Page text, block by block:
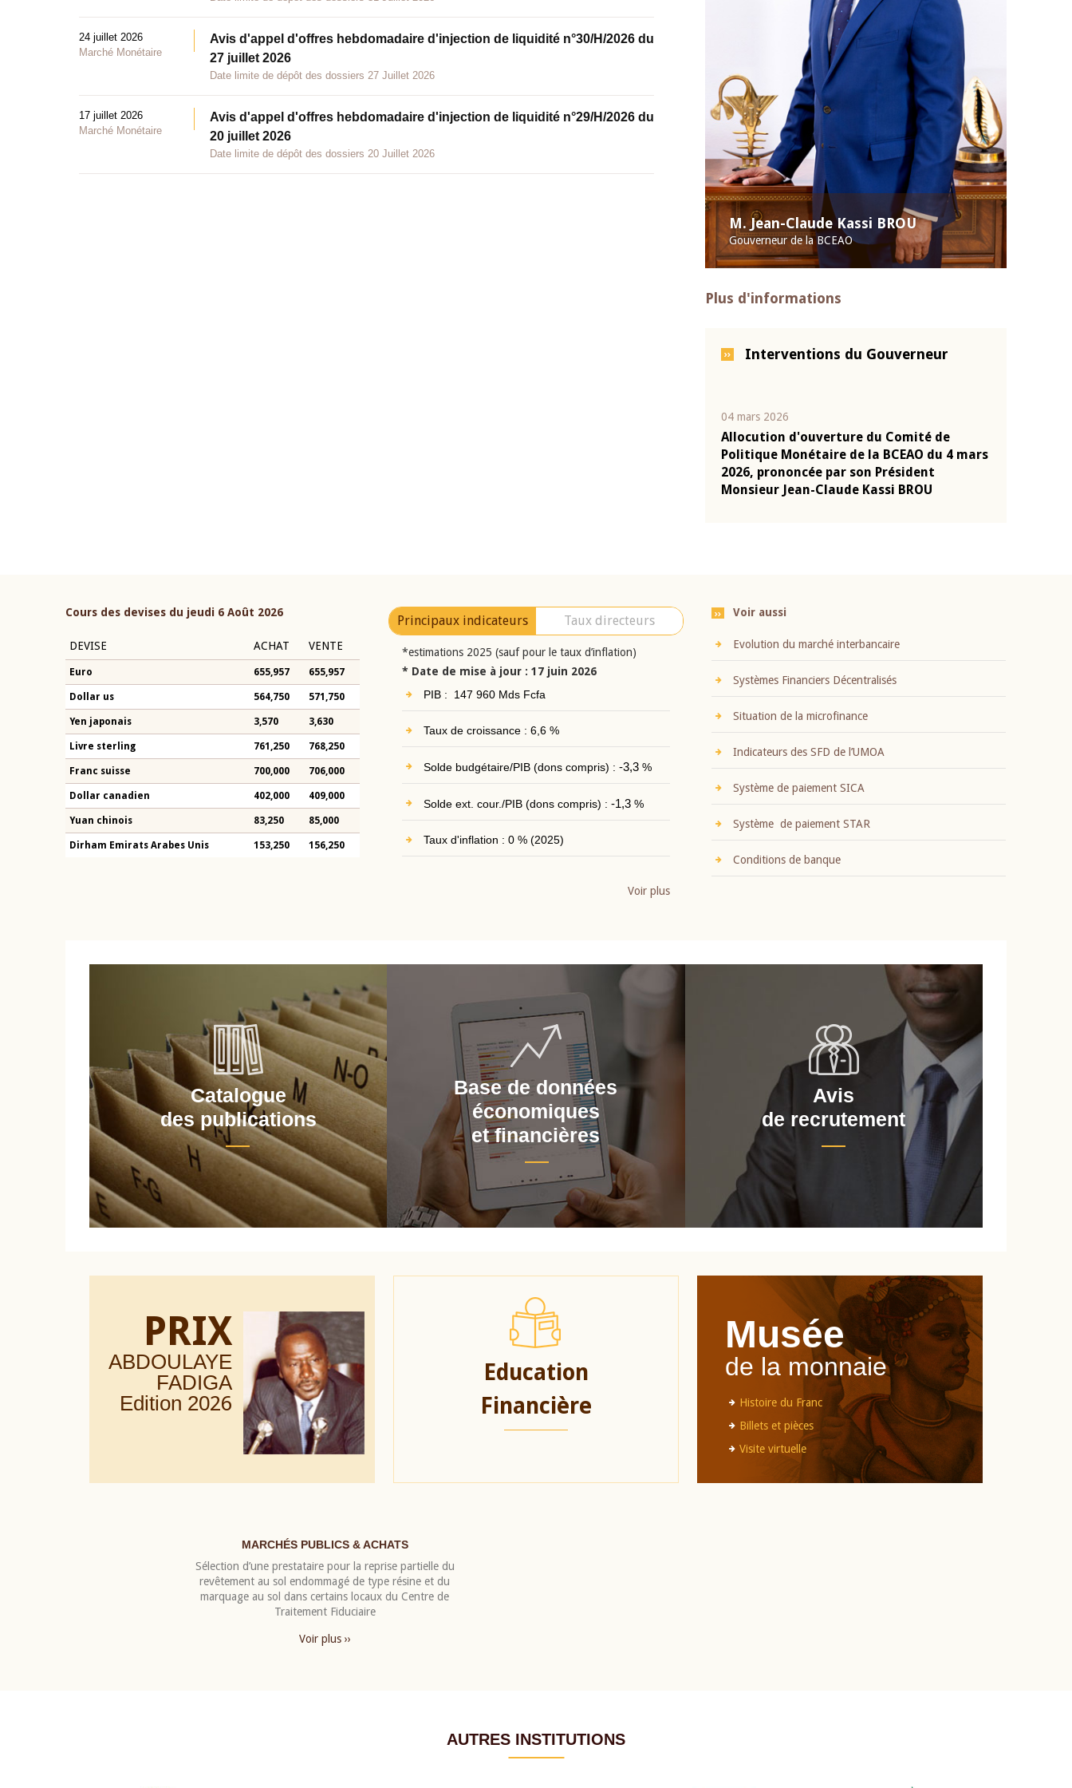
M. Jean-Claude Kassi BROU
Gouverneur de la BCEAO
Plus d'informations
Interventions du Gouverneur
04 mars 2026
Allocution d'ouverture du Comité de
Politique Monétaire de la BCEAO du 4 mars
2026, prononcée par son Président
Monsieur Jean-Claude Kassi BROU
24 juillet 2026
Marché Monétaire
Avis d'appel d'offres hebdomadaire d'injection de liquidité n°30/H/2026 du
27 juillet 2026
Date limite de dépôt des dossiers 27 Juillet 2026
17 juillet 2026
Marché Monétaire
Avis d'appel d'offres hebdomadaire d'injection de liquidité n°29/H/2026 du
20 juillet 2026
Date limite de dépôt des dossiers 20 Juillet 2026
Cours des devises du jeudi 6 Août 2026
DEVISE ACHAT VENTE
Euro 655,957 655,957
Dollar us 564,750 571,750
Yen japonais 3,570 3,630
Livre sterling 761,250 768,250
Franc suisse 700,000 706,000
Dollar canadien 402,000 409,000
Yuan chinois 83,250 85,000
Dirham Emirats Arabes Unis 153,250 156,250
Principaux indicateurs Taux directeurs
*estimations 2025 (sauf pour le taux d’inflation)
* Date de mise à jour : 17 juin 2026
PIB : 147 960 Mds Fcfa
Taux de croissance : 6,6 %
Solde budgétaire/PIB (dons compris) : -3,3%
Solde ext. cour./PIB (dons compris) : -1,3%
Taux d'inflation : 0 % (2025)
Voir plus
Voir aussi
Evolution du marché interbancaire
Systèmes Financiers Décentralisés
Situation de la microfinance
Indicateurs des SFD de l’UMOA
Système de paiement SICA
Système de paiement STAR
Conditions de banque
Catalogue
des publications
Base de données
économiques
et financières
Avis
de recrutement
PRIX
ABDOULAYE
FADIGA
Edition 2026
Education
Financière
Musée
de la monnaie
Histoire du Franc
Billets et pièces
Visite virtuelle
MARCHÉS PUBLICS & ACHATS
Sélection d’une prestataire pour la reprise partielle du
revêtement au sol endommagé de type résine et du
marquage au sol dans certains locaux du Centre de
Traitement Fiduciaire
Voir plus ››
AUTRES INSTITUTIONS